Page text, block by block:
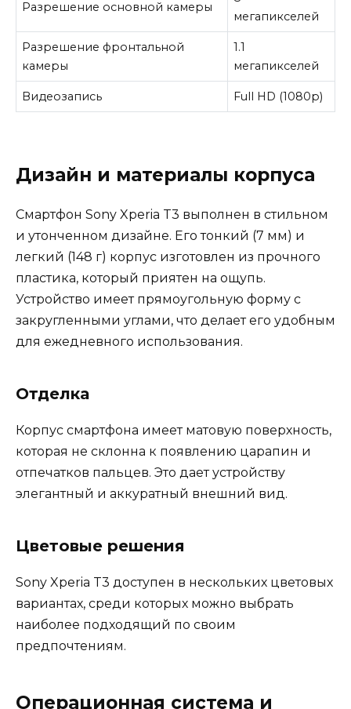
Разрешение основной камеры
мегапикселей
Разрешение фронтальной
камеры
1.1
мегапикселей
Видеозапись Full HD (1080p)
Дизайн и материалы корпуса
Смартфон Sony Xperia T3 выполнен в стильном
и утонченном дизайне. Его тонкий (7 мм) и
легкий (148 г) корпус изготовлен из прочного
пластика, который приятен на ощупь.
Устройство имеет прямоугольную форму с
закругленными углами, что делает его удобным
для ежедневного использования.
Отделка
Корпус смартфона имеет матовую поверхность,
которая не склонна к появлению царапин и
отпечатков пальцев. Это дает устройству
элегантный и аккуратный внешний вид.
Цветовые решения
Sony Xperia T3 доступен в нескольких цветовых
вариантах, среди которых можно выбрать
наиболее подходящий по своим
предпочтениям.
Операционная система и